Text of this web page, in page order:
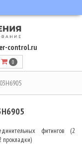
control.ru
0
фитингов (2
прокладки)